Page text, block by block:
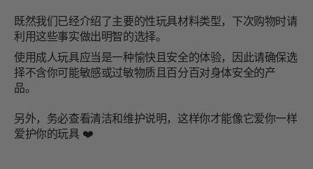
既然我们已经介绍了主要的性玩具材料类型，下次购物时请
利用这些事实做出明智的选择。
使用成人玩具应当是一种愉快且安全的体验，因此请确保选
择不含你可能敏感或过敏物质且百分百对身体安全的产
品。
另外，务必查看清洁和维护说明，这样你才能像它爱你一样
爱护你的玩具 ❤️